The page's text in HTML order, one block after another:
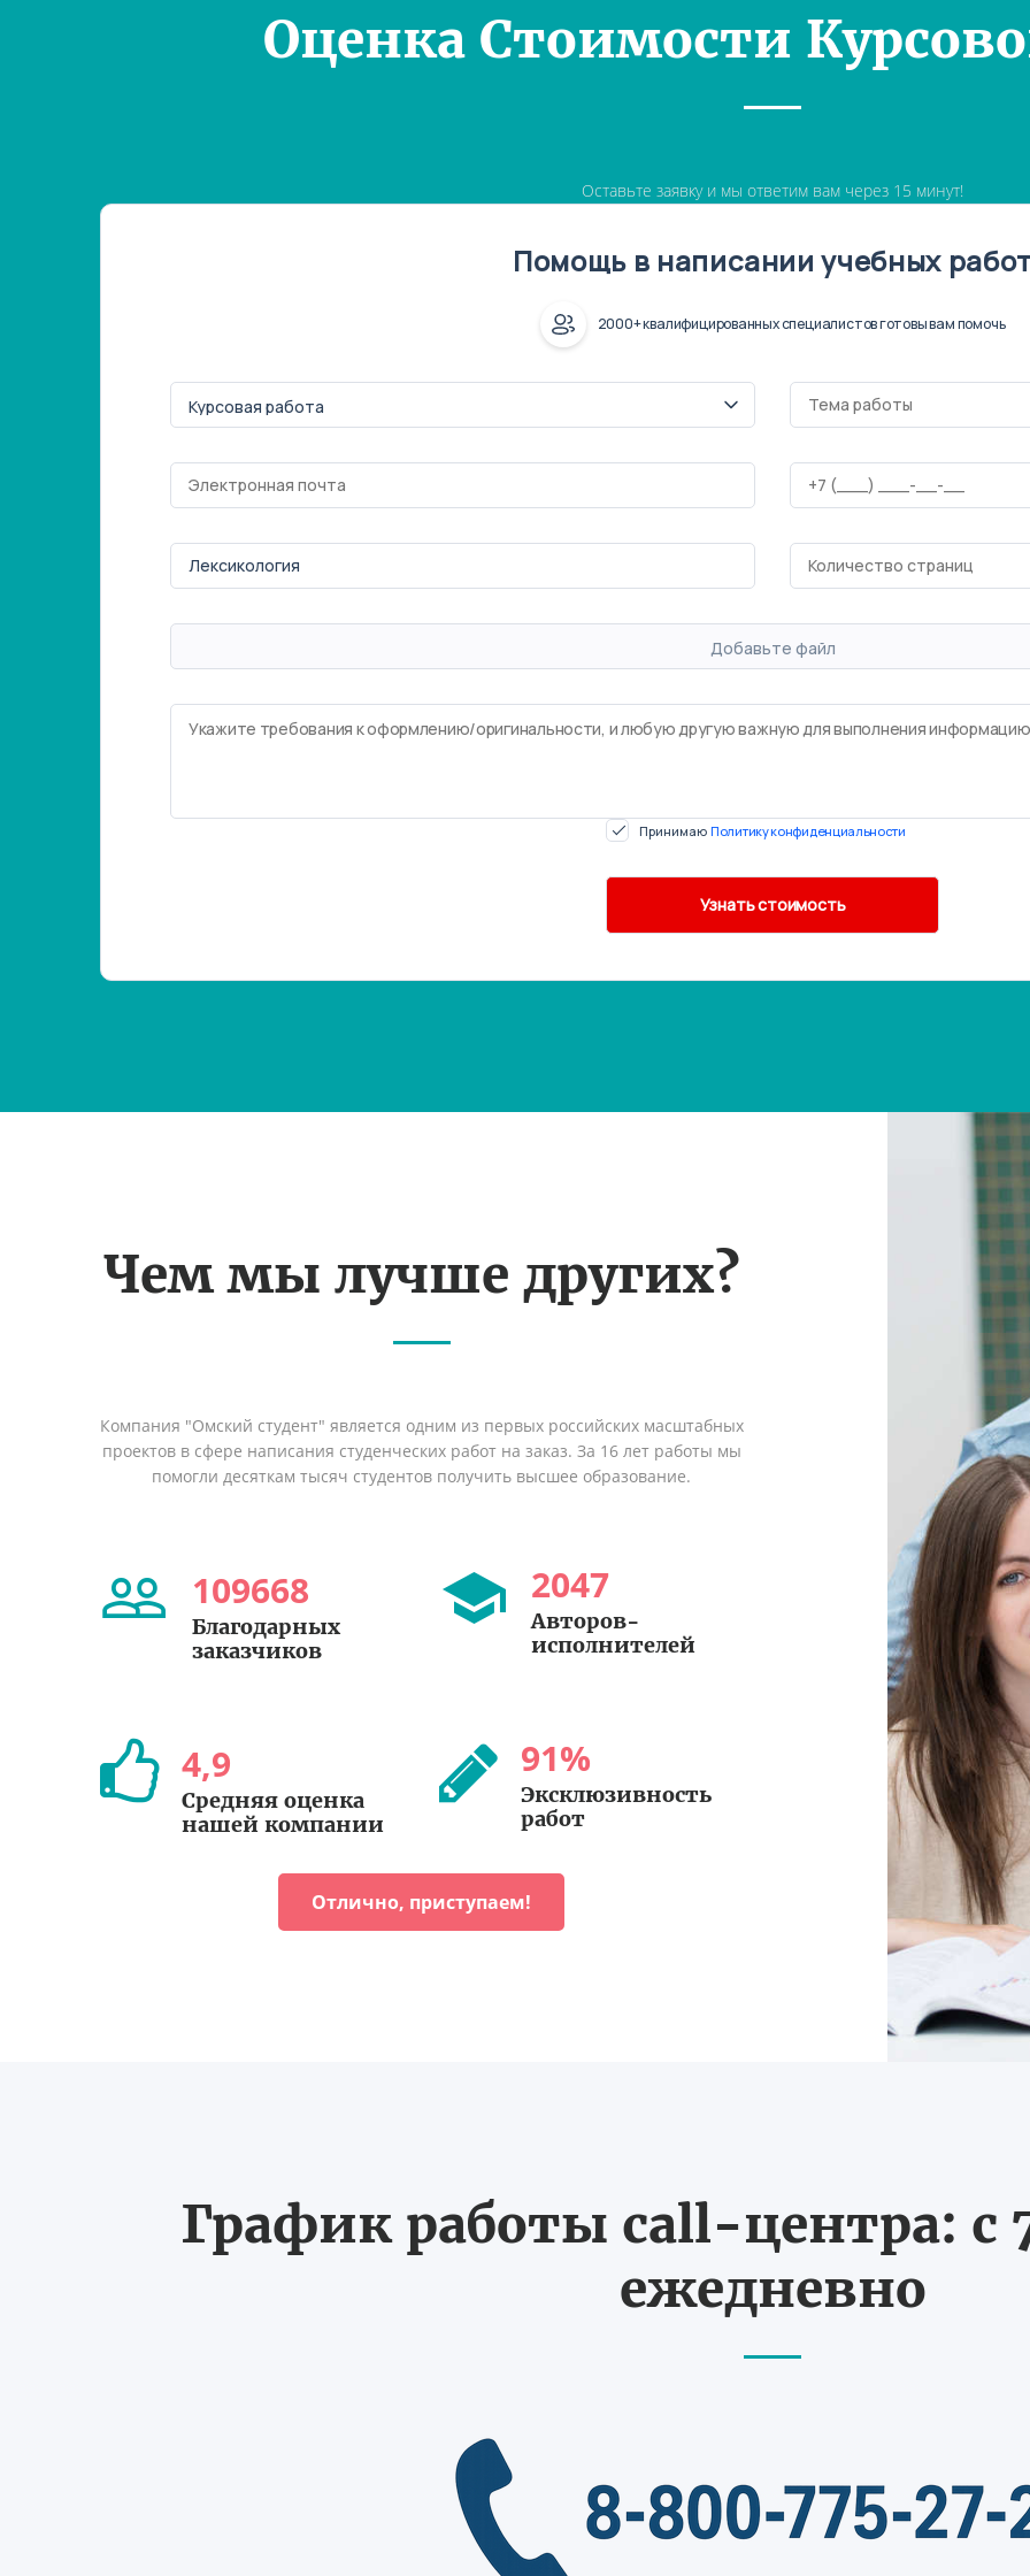
Оценка Стоимости
Оставьте заявку и мы ответим вам через 15 минут!
Помощь в написании учебных
2000+ квалифицированных специалистов готовы вам помочь
Добавьте файл
Принимаю Политику конфиденциальности
Чем мы лучше других?
Компания "Омский студент" является одним из первых российских масштабных
проектов в сфере написания студенческих работ на заказ. За 16 лет работы мы
помогли десяткам тысяч студентов получить высшее образование.
109668
Благодарных
заказчиков
2047
Авторов-
исполнителей
4,9
Средняя оценка
нашей компании
91%
Эксклюзивность
работ
Отлично, приступаем!
График работы call-центра: с
ежедневно